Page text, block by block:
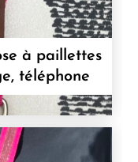
à paillettes
téléphone